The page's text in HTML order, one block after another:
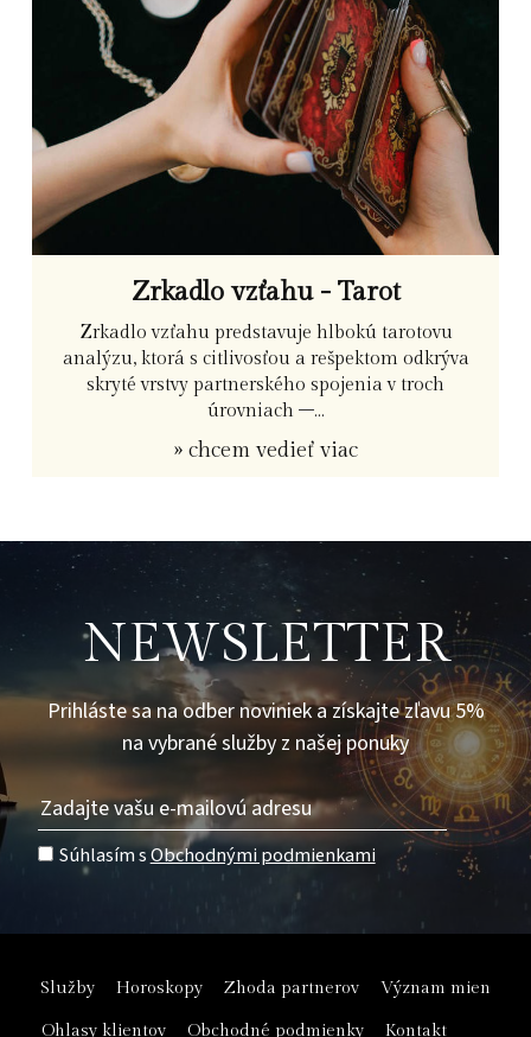
Zrkadlo vzťahu - Tarot
Zrkadlo vzťahu predstavuje hlbokú tarotovu
analýzu, ktorá s citlivosťou a rešpektom odkrýva
skryté vrstvy partnerského spojenia v troch
úrovniach –...
» chcem vedieť viac
NEWSLETTER
Prihláste sa na odber noviniek a získajte zľavu 5%
na vybrané služby z našej ponuky
Súhlasím sObchodnými podmienkami
Služby Horoskopy Zhoda partnerov Význam mien
Ohlasy klientov Obchodné podmienky Kontakt